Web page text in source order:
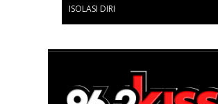
ISOLASI DIRI